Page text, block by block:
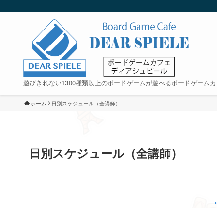
遊びきれない1300種類以上のボードゲームが遊べるボードゲーム
ホーム 日別スケジュール（全講師）
日別スケジュール（全講師）